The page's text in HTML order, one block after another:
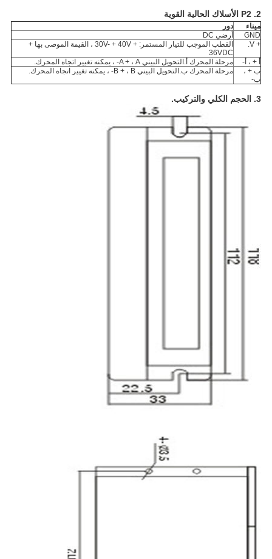
2. P2 الأسلاك الحالية القوية
ميناء
دور
GND
أرضي DC
+ V.
القطب الموجب للتيار المستمر: + 30V- + 40V ، القيمة الموصى بها +
36VDC
أ + ، أ-
مرحلة المحرك أ.التحويل البيني A + ، A- ، يمكنه تغيير اتجاه المحرك.
ب + ،
ب-
مرحلة المحرك ب.التحويل البيني B + ، B- ، يمكنه تغيير اتجاه المحرك.
3. الحجم الكلي والتركيب.